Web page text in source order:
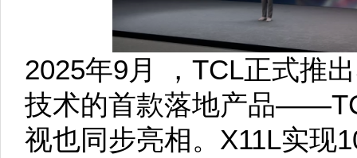
2025年9月 ，TCL正式推
技术的首款落地产品
视也同步亮相。X11L实现